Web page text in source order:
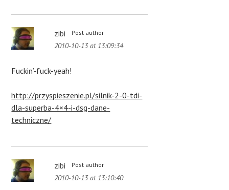
zibi Post author
2010-10-13 at 13:09:34
Fuckin’-fuck-yeah!
http://przyspieszenie.pl/silnik-2-0-tdi-
dla-superba-4×4-i-dsg-dane-
techniczne/
zibi Post author
2010-10-13 at 13:10:40